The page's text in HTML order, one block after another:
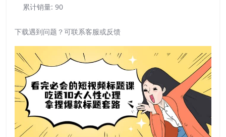
累计销量: 90
下载遇到问题？可联系客服或反馈